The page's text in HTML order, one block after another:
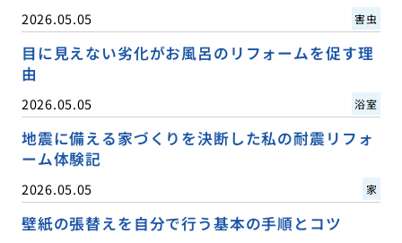
2026.05.05 害虫
目に見えない劣化がお風呂のリフォームを促す理
由
2026.05.05 浴室
地震に備える家づくりを決断した私の耐震リフォ
ーム体験記
2026.05.05 家
壁紙の張替えを自分で行う基本の手順とコツ